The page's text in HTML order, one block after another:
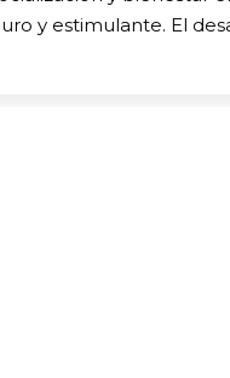
y estimulante. El